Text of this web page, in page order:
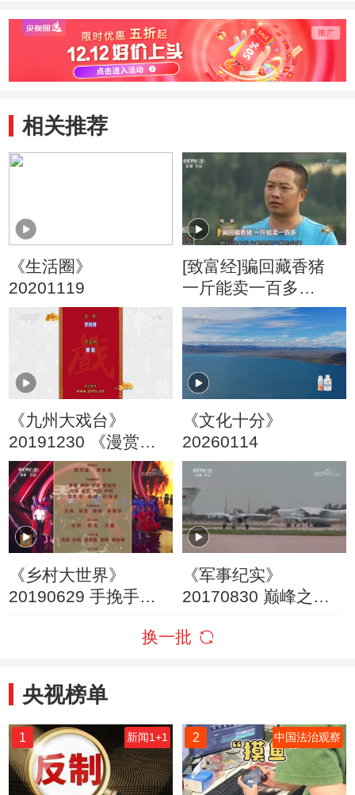
相关推荐
《生活圈》
20201119
[致富经]骗回藏香猪
一斤能卖一百多
20180824
《九州大戏台》
20191230 《漫赏秦
腔2》
《文化十分》
20260114
《乡村大世界》
20190629 手挽手
《军事纪实》
20170830 巅峰之战
空飞镖”纪实 第一集
换一批
央视榜单
1 新闻1+1 2 中国法治观察